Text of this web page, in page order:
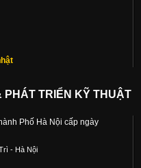
PHÁT TRIỂN KỸ THUẬT
Phố Hà Nội cấp ngày
- Hà Nội